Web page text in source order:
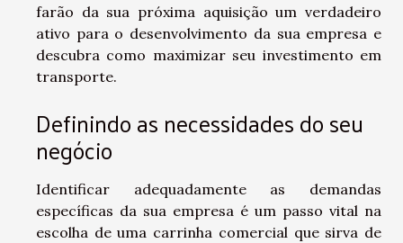
farão da sua próxima aquisição um verdadeiro
ativo para o desenvolvimento da sua empresa e
descubra como maximizar seu investimento em
transporte.
Definindo as necessidades do seu
negócio
Identificar adequadamente as demandas
específicas da sua empresa é um passo vital na
escolha de uma carrinha comercial que sirva de